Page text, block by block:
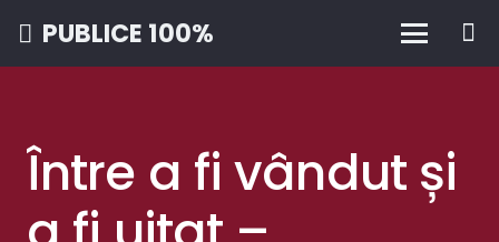
PUBLICE 100%
Între a fi vândut și